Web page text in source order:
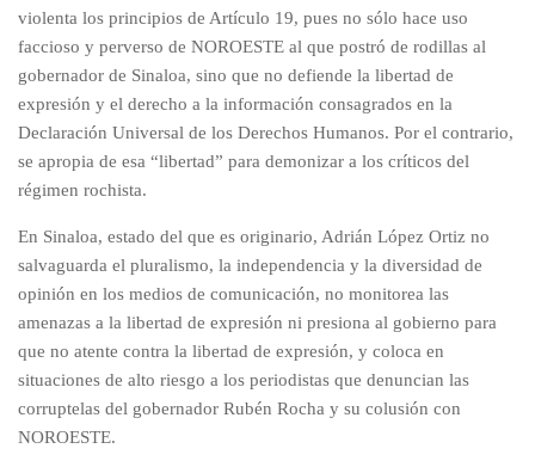
violenta los principios de Artículo 19, pues no sólo hace uso
faccioso y perverso de NOROESTE al que postró de rodillas al
gobernador de Sinaloa, sino que no defiende la libertad de
expresión y el derecho a la información consagrados en la
Declaración Universal de los Derechos Humanos. Por el contrario,
se apropia de esa “libertad” para demonizar a los críticos del
régimen rochista.
En Sinaloa, estado del que es originario, Adrián López Ortiz no
salvaguarda el pluralismo, la independencia y la diversidad de
opinión en los medios de comunicación, no monitorea las
amenazas a la libertad de expresión ni presiona al gobierno para
que no atente contra la libertad de expresión, y coloca en
situaciones de alto riesgo a los periodistas que denuncian las
corruptelas del gobernador Rubén Rocha y su colusión con
NOROESTE.